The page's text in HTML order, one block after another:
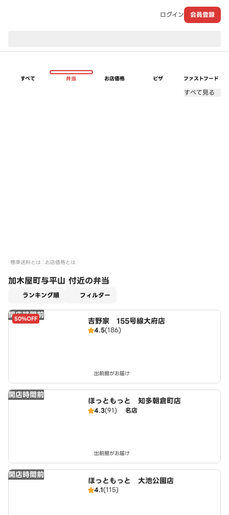
ログイン 会員登録
すべて 弁当 お店価格 ピザ ファストフード
すべて見る
標準送料とは お店価格とは
加木屋町与平山 付近の弁当
ランキング順 フィルター
開店時間前
50%OFF 吉野家 155号線大府店
4.5(186)
出前館がお届け
開店時間前
ほっともっと 知多朝倉町店
4.3(91) 名店
出前館がお届け
開店時間前
ほっともっと 大池公園店
4.1(115)